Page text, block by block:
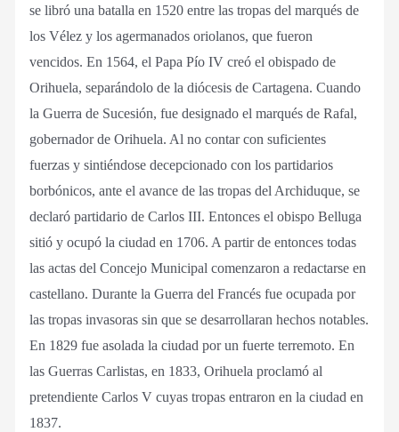
se libró una batalla en 1520 entre las tropas del marqués de
los Vélez y los agermanados oriolanos, que fueron
vencidos. En 1564, el Papa Pío IV creó el obispado de
Orihuela, separándolo de la diócesis de Cartagena. Cuando
la Guerra de Sucesión, fue designado el marqués de Rafal,
gobernador de Orihuela. Al no contar con suficientes
fuerzas y sintiéndose decepcionado con los partidarios
borbónicos, ante el avance de las tropas del Archiduque, se
declaró partidario de Carlos III. Entonces el obispo Belluga
sitió y ocupó la ciudad en 1706. A partir de entonces todas
las actas del Concejo Municipal comenzaron a redactarse en
castellano. Durante la Guerra del Francés fue ocupada por
las tropas invasoras sin que se desarrollaran hechos notables.
En 1829 fue asolada la ciudad por un fuerte terremoto. En
las Guerras Carlistas, en 1833, Orihuela proclamó al
pretendiente Carlos V cuyas tropas entraron en la ciudad en
1837.